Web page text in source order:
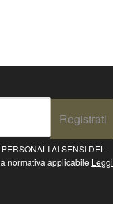
Registrati
AI SENSI DEL
normativa applicabile Leggi